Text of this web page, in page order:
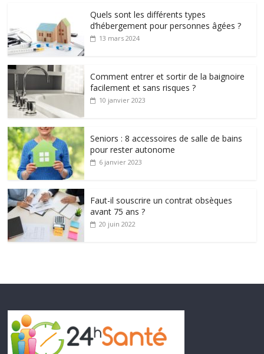
Quels sont les différents types
d’hébergement pour personnes âgées ?
13 mars 2024
Comment entrer et sortir de la baignoire
facilement et sans risques ?
10 janvier 2023
Seniors : 8 accessoires de salle de bains
pour rester autonome
6 janvier 2023
Faut-il souscrire un contrat obsèques
avant 75 ans ?
20 juin 2022